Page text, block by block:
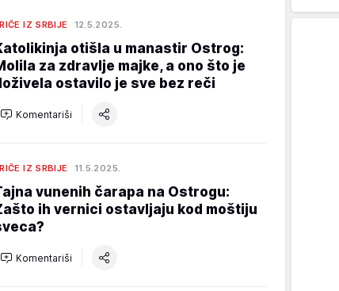
IZ SRBIJE 12.5.2025.
otišla u manastir Ostrog:
za zdravlje majke, a ono što je
ostavilo je sve bez reči
Komentariši
IZ SRBIJE 11.5.2025.
vunenih čarapa na Ostrogu:
ih vernici ostavljaju kod moštiju
Komentariši